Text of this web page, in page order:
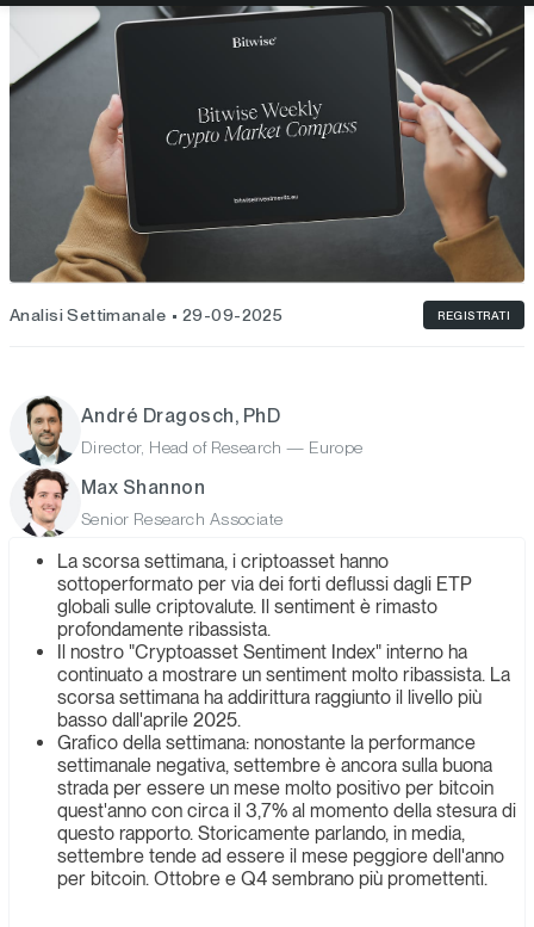
Analisi Settimanale 29-09-2025 REGISTRATI
André Dragosch, PhD
Director, Head of Research — Europe
Max Shannon
Senior Research Associate
La scorsa settimana, i criptoasset hanno
sottoperformato per via dei forti deflussi dagli ETP
globali sulle criptovalute. Il sentiment è rimasto
profondamente ribassista.
Il nostro "Cryptoasset Sentiment Index" interno ha
continuato a mostrare un sentiment molto ribassista. La
scorsa settimana ha addirittura raggiunto il livello più
basso dall'aprile 2025.
Grafico della settimana: nonostante la performance
settimanale negativa, settembre è ancora sulla buona
strada per essere un mese molto positivo per bitcoin
quest'anno con circa il 3,7% al momento della stesura di
questo rapporto. Storicamente parlando, in media,
settembre tende ad essere il mese peggiore dell'anno
per bitcoin. Ottobre e Q4 sembrano più promettenti.